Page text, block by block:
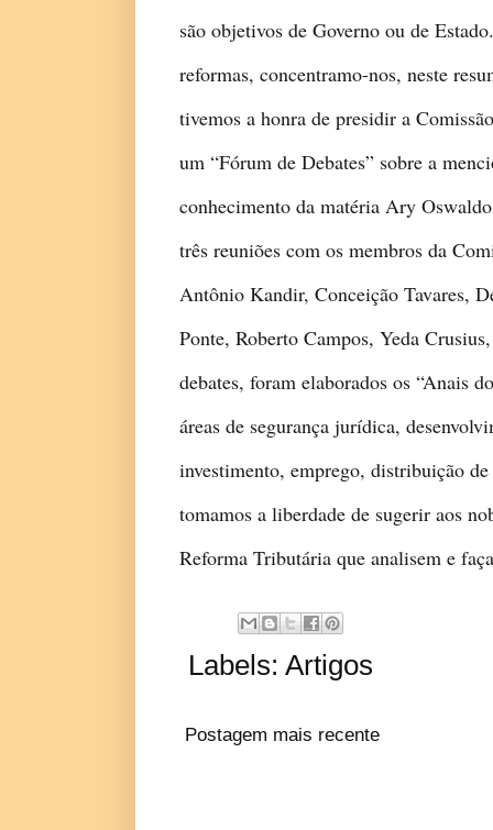
são objetivos de Governo ou de
reformas, concentramo-nos, neste
tivemos a honra de presidir a
um “Fórum de Debates” sobre a
conhecimento da matéria Ary
três reuniões com os membros da
Antônio Kandir, Conceição Tavares,
Ponte, Roberto Campos, Yeda
debates, foram elaborados os “Anais
áreas de segurança jurídica,
investimento, emprego, distribuição
tomamos a liberdade de sugerir aos
Reforma Tributária que analisem e
Labels: Artigos
Postagem mais recente